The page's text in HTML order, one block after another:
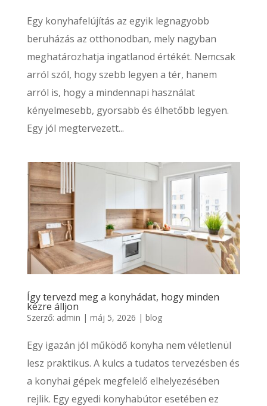
Egy konyhafelújítás az egyik legnagyobb
beruházás az otthonodban, mely nagyban
meghatározhatja ingatlanod értékét. Nemcsak
arról szól, hogy szebb legyen a tér, hanem
arról is, hogy a mindennapi használat
kényelmesebb, gyorsabb és élhetőbb legyen.
Egy jól megtervezett...
Így tervezd meg a konyhádat, hogy minden
kézre álljon
Szerző: admin | máj 5, 2026 | blog
Egy igazán jól működő konyha nem véletlenül
lesz praktikus. A kulcs a tudatos tervezésben és
a konyhai gépek megfelelő elhelyezésében
rejlik. Egy egyedi konyhabútor esetében ez